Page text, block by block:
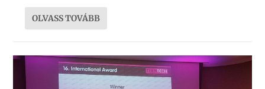
OLVASS TOVÁBB